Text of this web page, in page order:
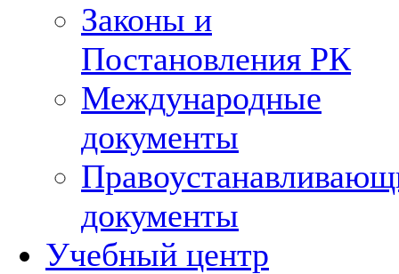
Законы и
Постановления РК
Международные
документы
документы
Учебный центр